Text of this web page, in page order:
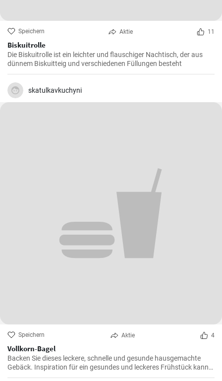
Speichern Aktie 11
Biskuitrolle
Die Biskuitrolle ist ein leichter und flauschiger Nachtisch, der aus
dünnem Biskuitteig und verschiedenen Füllungen besteht
skatulkavkuchyni
Speichern Aktie 4
Vollkorn-Bagel
Backen Sie dieses leckere, schnelle und gesunde hausgemachte
Gebäck. Inspiration für ein gesundes und leckeres Frühstück kann
man nie genug haben.